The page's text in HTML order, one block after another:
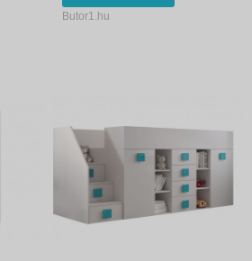
Butor1.hu